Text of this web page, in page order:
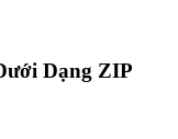
Dạng ZIP